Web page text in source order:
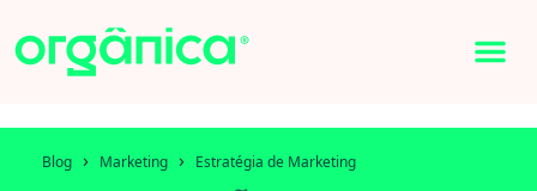
Blog › Marketing › Estratégia de Marketing